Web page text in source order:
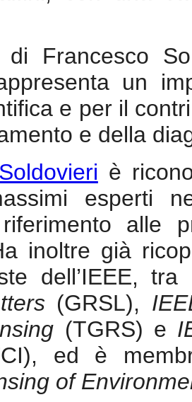
Francesco
un
e per il
e della
è
esperti
alle
inoltre già
dell’IEEE,
(GRSL),
(TGRS) e
ed è
of